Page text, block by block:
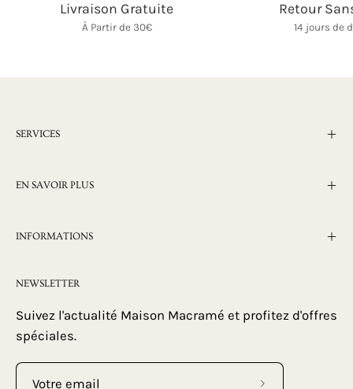
Livraison Gratuite
À Partir de 30€
Retour
14 jours de
SERVICES
EN SAVOIR PLUS
INFORMATIONS
NEWSLETTER
Suivez l'actualité Maison Macramé et profitez d'offres
spéciales.